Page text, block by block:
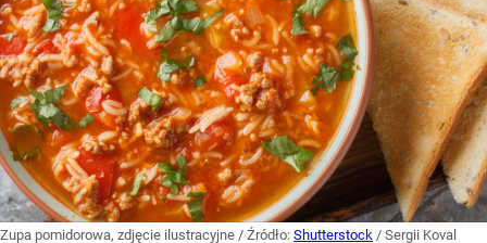
Zupa pomidorowa, zdjęcie ilustracyjne / Źródło: Shutterstock / Sergii Koval